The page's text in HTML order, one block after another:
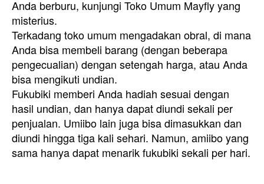
Anda berburu, kunjungi Toko Umum Mayfly yang
misterius.
Terkadang toko umum mengadakan obral, di mana
Anda bisa membeli barang (dengan beberapa
pengecualian) dengan setengah harga, atau Anda
bisa mengikuti undian.
Fukubiki memberi Anda hadiah sesuai dengan
hasil undian, dan hanya dapat diundi sekali per
penjualan. Umiibo lain juga bisa dimasukkan dan
diundi hingga tiga kali sehari. Namun, amiibo yang
sama hanya dapat menarik fukubiki sekali per hari.